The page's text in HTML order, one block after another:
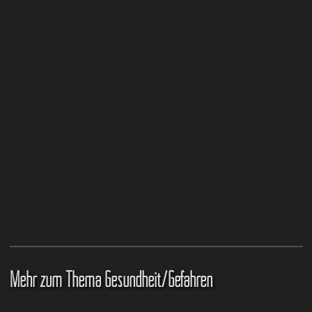
Mehr zum Thema Gesundheit/Gefahren